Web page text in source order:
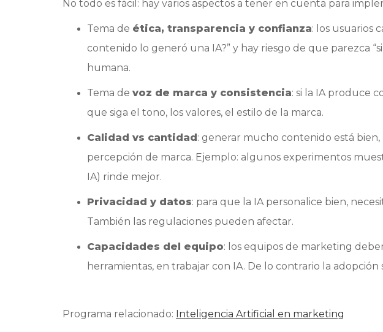
No todo es fácil: hay varios aspectos a tener en cuenta para
Tema de ética, transparencia y confianza: los usuarios
contenido lo generó una IA?” y hay riesgo de que parezca
humana.
Tema de voz de marca y consistencia: si la IA produce
que siga el tono, los valores, el estilo de la marca.
Calidad vs cantidad: generar mucho contenido está
percepción de marca. Ejemplo: algunos experimentos
IA) rinde mejor.
Privacidad y datos: para que la IA personalice bien,
También las regulaciones pueden afectar.
Capacidades del equipo: los equipos de marketing
herramientas, en trabajar con IA. De lo contrario la adopción
Programa relacionado: Inteligencia Artificial en marketing